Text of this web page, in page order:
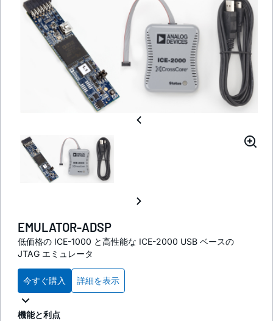
EMULATOR-ADSP
低価格の ICE-1000 と高性能な ICE-2000 USB ベースの
JTAG エミュレータ
今すぐ購入 詳細を表示
機能と利点